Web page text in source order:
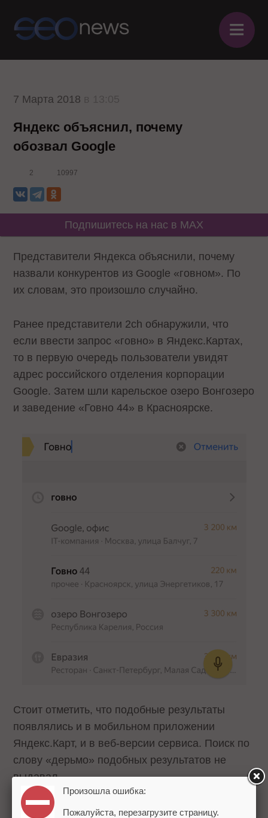
≡
7 Марта 2018
Яндекс объяснил, почему
обозвал Google
2 10997
Подпишитесь на нас в MAX
Представители Яндекса объяснили, почему
назвали конкурентов из Google «говном». По
их словам, это произошло случайно.
Ранее представители 2ch обнаружили, что
если ввести запрос «говно» в Яндекс.Картах,
то в первую очередь пользователи увидят
адрес российского отделения корпорации
Google. Затем шли карельское озеро Вонгозеро
и заведение «Говно 44» в Красноярске.
Стоит отметить, что подобные результаты
появлялись и в мобильном приложении
Яндекс.Карт, и в веб-версии сервиса. Поиск по
слову «дерьмо» подобных результатов не
выдавал.
Напомним, ранее ФАСобязалаGoogle
Произошла ошибка:
Пожалуйста, перезагрузите страницу.